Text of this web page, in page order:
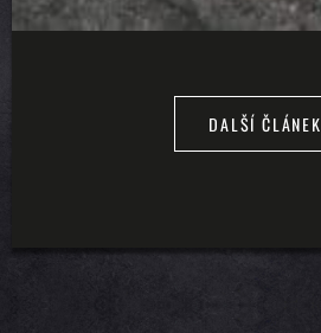
DALŠÍ ČLÁNEK